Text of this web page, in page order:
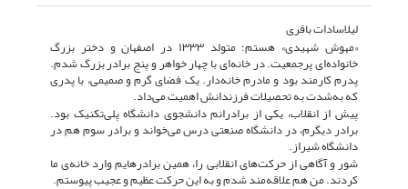
لیلاسادات باقری
«مهوش شهیدی» هستم؛ متولد ١٣٣٣ در اصفهان و دختر بزرگ
خانواده‌ای پرجمعیت. در خانه‌ای با چهار خواهر و پنج برادر بزرگ شدم.
پدرم کارمند بود و مادرم خانه‌دار. یک فضای گرم و صمیمی، با پدری
که به‌شدت به تحصیلات فرزندانش اهمیت می‌داد.
پیش از انقلاب، یکی از برادرانم دانشجوی دانشگاه پلی‌تکنیک بود.
برادر دیگرم، در دانشگاه صنعتی درس می‌خواند و برادر سوم هم در
دانشگاه شیراز.
شور و آگاهی از حرکت‌های انقلابی را، همین برادرهایم وارد خانه‌ی ما
کردند. من هم علاقه‌مند شدم و به این حرکت عظیم و عجیب پیوستم.